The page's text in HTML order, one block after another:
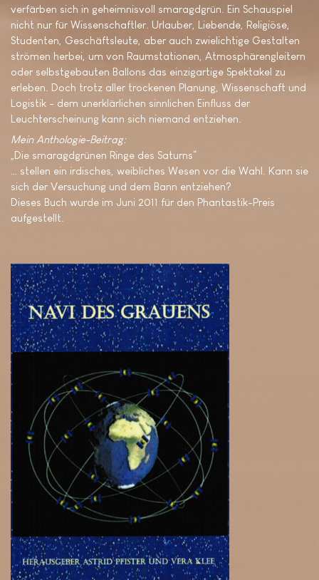
verfärben sich in geheimnisvoll smaragdgrün. Ein Schauspiel
nicht nur für Wissenschaftler. Urlauber, Liebende, Religiöse,
Studenten, Geschäftsleute, aber auch zwielichtige Gestalten
strömen herbei, um von Raumstationen, Atmosphärengleitern
oder selbstgebauten Ballons das einzigartige Spektakel zu
erleben. Doch trotz aller trockenen Planung, Wissenschaft und
Logistik - dem unerklärlichen sinnlichen Einfluss der
Leuchterscheinung kann sich niemand entziehen.
Mein Anthologie-Beitrag:
„Die smaragdgrünen Ringe des Saturns“
… stellen ein irdisches, weibliches Wesen vor die Wahl. Kann sie
sich der Versuchung und dem Bann entziehen?
Dieses Buch wurde im Juni 2011 für den Phantastik-Preis
aufgestellt.